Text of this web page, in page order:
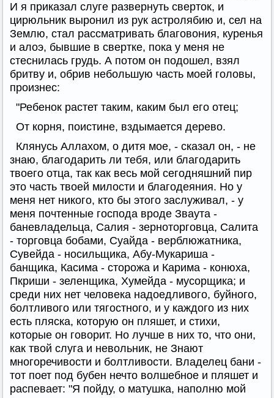
И я приказал слуге развернуть сверток, и
цирюльник выронил из рук астролябию и, сел на
Землю, стал рассматривать благовония, куренья
и алоэ, бывшие в свертке, пока у меня не
стеснилась грудь. А потом он подошел, взял
бритву и, обрив небольшую часть моей головы,
произнес:
"Ребенок растет таким, каким был его отец;
От корня, поистине, вздымается дерево.
Клянусь Аллахом, о дитя мое, - сказал он, - не
знаю, благодарить ли тебя, или благодарить
твоего отца, так как весь мой сегодняшний пир
это часть твоей милости и благодеяния. Но у
меня нет никого, кто бы этого заслуживал, - у
меня почтенные господа вроде Зваута -
баневладельца, Салия - зерноторговца, Салита
- торговца бобами, Суайда - верблюжатника,
Сувейда - носильщика, Абу-Мукариша -
банщика, Касима - сторожа и Карима - конюха,
Пкриши - зеленщика, Хумейда - мусорщика; и
среди них нет человека надоедливого, буйного,
болтливого или тягостного, и у каждого из них
есть пляска, которую он пляшет, и стихи,
которые он говорит. Но лучше в них то, что они,
как твой слуга и невольник, не Знают
многоречивости и болтливости. Владелец бани -
тот поет под бубен нечто волшебное и пляшет и
распевает: "Я пойду, о матушка, наполню мой